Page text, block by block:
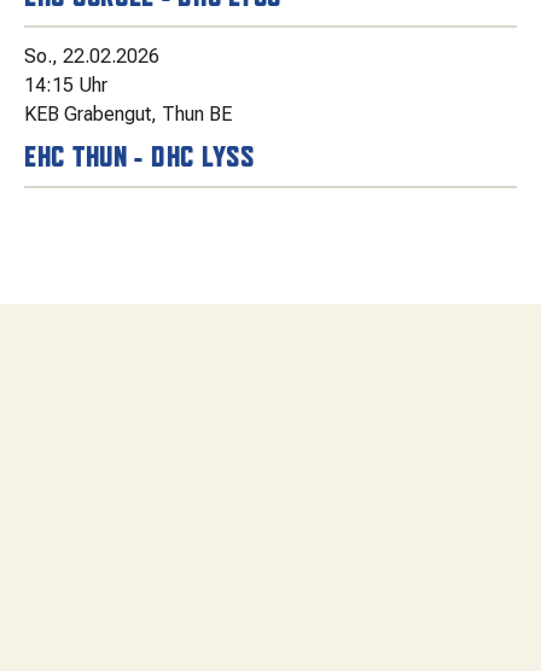
So., 22.02.2026
14:15 Uhr
KEB Grabengut, Thun BE
EHC THUN - DHC LYSS